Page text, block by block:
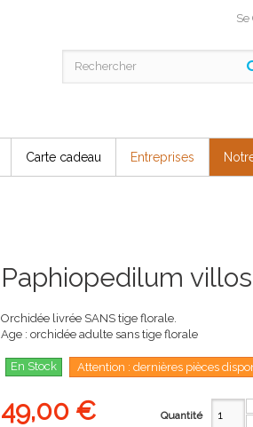
Se
Carte cadeau Entreprises
Paphiopedilum
Orchidée livrée SANS tige florale.
Age : orchidée adulte sans tige florale
En Stock Attention : dernières pièces
49,00 € Quantité